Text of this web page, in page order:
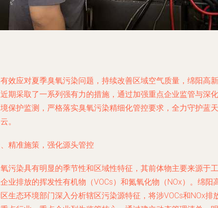
效应对夏季臭氧污染问题，持续改善区域空气质量，绵阳高新
期采取了一系列强有力的措施，通过加强重点企业监管与深化
保护监测，严格落实臭氧污染精细化管控要求，全力守护蓝天
。
精准施策，强化源头管控
污染具有明显的季节性和区域性特征，其前体物主要来源于工
业排放的挥发性有机物（VOCs）和氮氧化物（NOx）。绵阳
生态环境部门深入分析辖区污染源特征，将涉VOCs和NOx排